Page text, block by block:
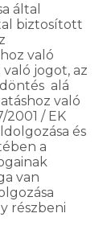
által
biztosított
való
jogot, az
alá
való
/ EK
és
a
van
részbeni